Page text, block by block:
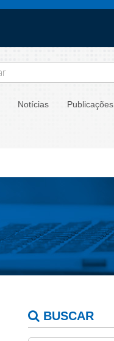
Notícias Publicações
BUSCAR